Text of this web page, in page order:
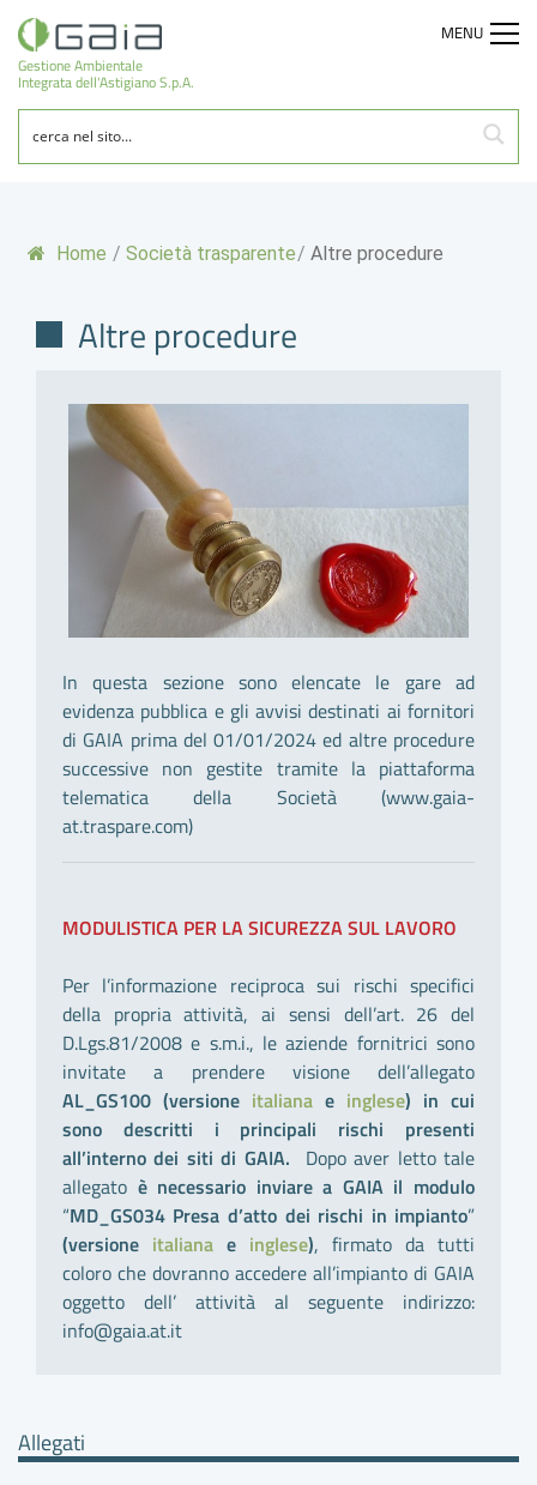
Gestione Ambientale
Integrata dell'Astigiano S.p.A.
MENU
Home / Società trasparente/ Altre procedure
Altre procedure
In questa sezione sono elencate le gare ad
evidenza pubblica e gli avvisi destinati ai fornitori
di GAIA prima del 01/01/2024 ed altre procedure
successive non gestite tramite la piattaforma
telematica della Società (www.gaia-
at.traspare.com)
MODULISTICA PER LA SICUREZZA SUL LAVORO
Per l’informazione reciproca sui rischi specifici
della propria attività, ai sensi dell’art. 26 del
D.Lgs.81/2008 e s.m.i., le aziende fornitrici sono
invitate a prendere visione dell’allegato
AL_GS100 (versione italiana e inglese) in cui
sono descritti i principali rischi presenti
all’interno dei siti di GAIA. Dopo aver letto tale
allegato è necessario inviare a GAIA il modulo
“MD_GS034 Presa d’atto dei rischi in impianto”
(versione italiana e inglese), firmato da tutti
coloro che dovranno accedere all’impianto di GAIA
oggetto dell’ attività al seguente indirizzo:
info@gaia.at.it
Allegati